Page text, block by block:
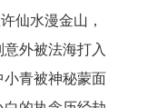
仙水漫金山，
外被法海打入
青被神秘蒙面